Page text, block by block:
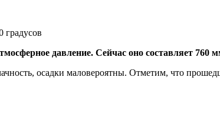
давление. Сейчас оно составляет 760
осадки маловероятны. Отметим, что